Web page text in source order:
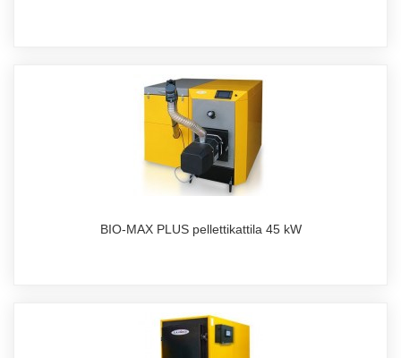
BIO-MAX PLUS pellettikattila 45 kW